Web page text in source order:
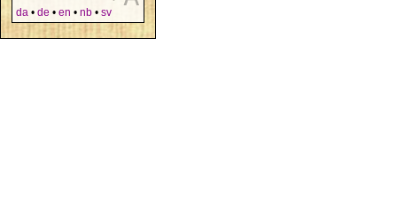
da • de • en • nb • sv